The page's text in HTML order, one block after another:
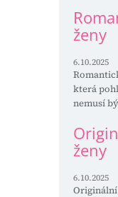
ženy
6.10.2025
která
nemusí
ženy
6.10.2025